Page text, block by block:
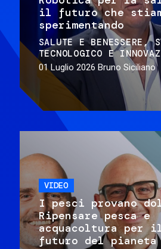
il futuro che
sperimentando
SALUTE E BENESSERE
TECNOLOGICO E
01 Luglio 2026 Bruno Siciliano
VIDEO
I pesci provano
Ripensare pesca e
acquacoltura per
futuro del pianeta